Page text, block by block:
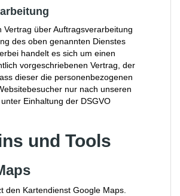
Vertrag über Auftragsverarbeitung
des oben genannten Dienstes
handelt es sich um einen
vorgeschriebenen Vertrag, der
dieser die personenbezogenen
nur nach unseren
Einhaltung der DSGVO
und Tools
den Kartendienst Google Maps.